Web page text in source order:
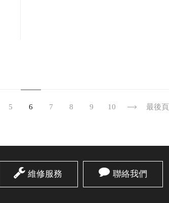
5 6 7 8 9 10 最後頁
維修服務 聯絡我們